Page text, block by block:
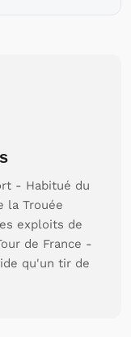
- Habitué du
la Trouée
exploits de
de France -
qu'un tir de